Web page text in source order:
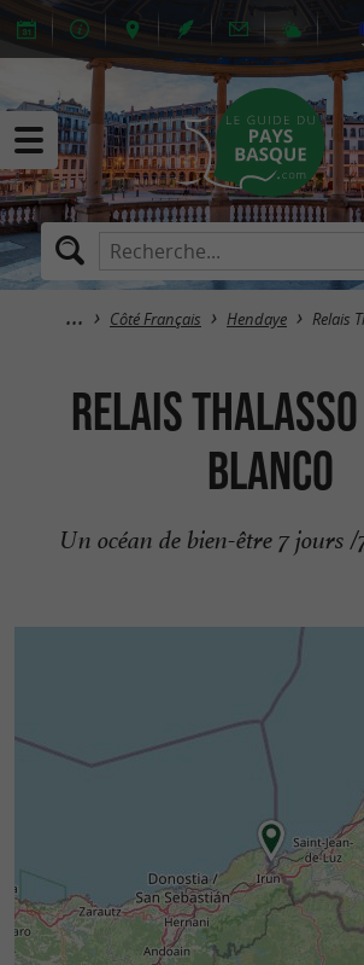
Côté Français Hendaye Relais
Relais
Blanco
Un océan de bien-être 7 jours